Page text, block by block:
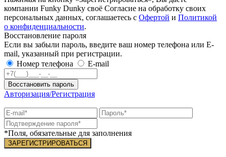
компании Funky Dunky своё Согласие на обработку своих
персональных данных, соглашаетесь с Офертой и Политикой
о конфиденциальности.
Восстановление пароля
Если вы забыли пароль, введите ваш номер телефона или E-
mail, указанный при регистрации.
Номер телефона
E-mail
Восстановить пароль
Авторизация/Регистрация
*Поля, обязательные для заполнения